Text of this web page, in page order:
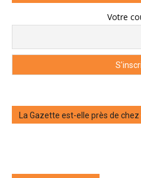
Votre
La Gazette est-elle près de chez